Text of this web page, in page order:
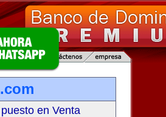
en Venta